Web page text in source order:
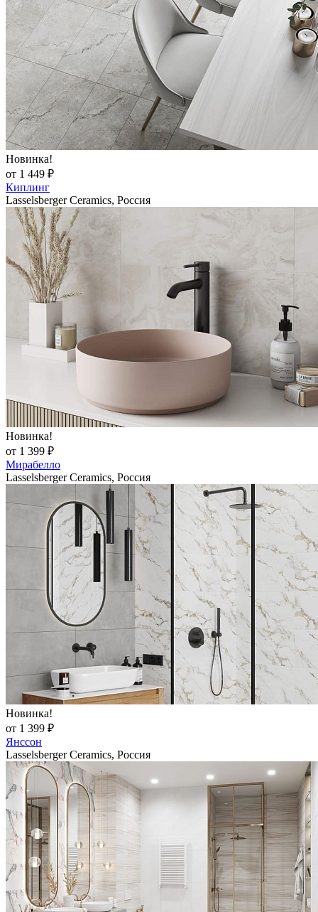
Новинка!
от 1 449 ₽
Киплинг
Lasselsberger Ceramics, Россия
Новинка!
от 1 399 ₽
Мирабелло
Lasselsberger Ceramics, Россия
Новинка!
от 1 399 ₽
Янссон
Lasselsberger Ceramics, Россия